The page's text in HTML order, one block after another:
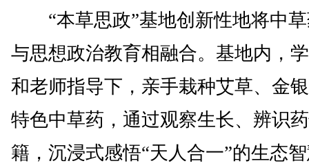
“本草思政”基地创新性地将中草
与思想政治教育相融合。基地内，
和老师指导下，亲手栽种艾草、金
特色中草药，通过观察生长、辨识
籍，沉浸式感悟“天人合一”的生态